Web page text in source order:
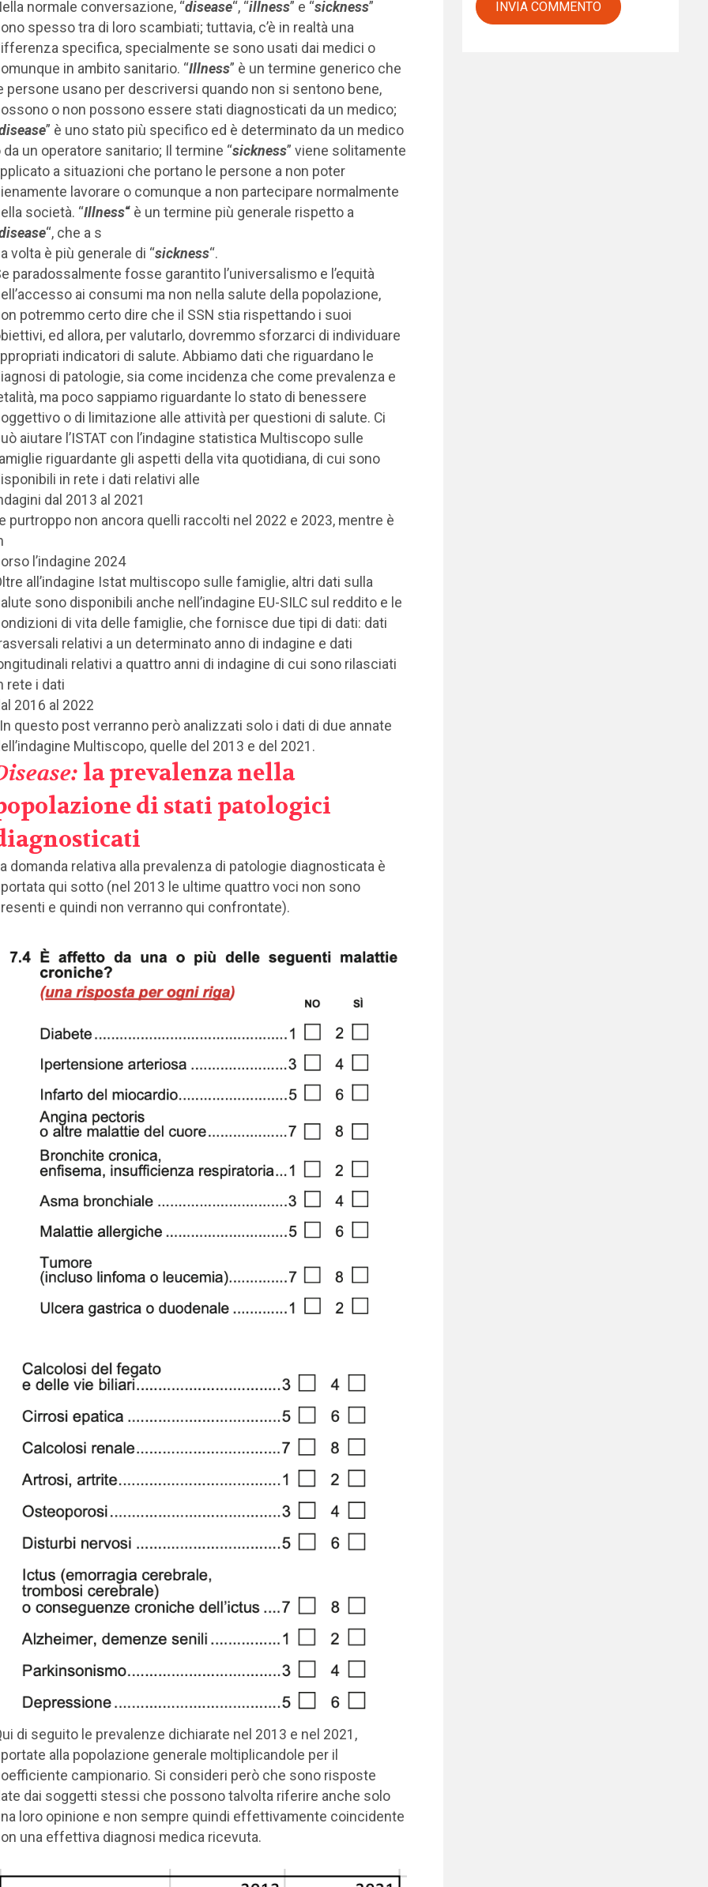
normale conversazione, “disease“, “illness” e “sickness”
spesso tra di loro scambiati; tuttavia, c’è in realtà una
specifica, specialmente se sono usati dai medici o
in ambito sanitario. “Illness” è un termine generico che
persone usano per descriversi quando non si sentono bene,
o non possono essere stati diagnosticati da un medico;
” è uno stato più specifico ed è determinato da un medico
da un operatore sanitario; Il termine “sickness” viene solitamente
a situazioni che portano le persone a non poter
lavorare o comunque a non partecipare normalmente
società. “Illness“è un termine più generale rispetto a
“, che a s
volta è più generale di “sickness“.
paradossalmente fosse garantito l’universalismo e l’equità
ai consumi ma non nella salute della popolazione,
potremmo certo dire che il SSN stia rispettando i suoi
ed allora, per valutarlo, dovremmo sforzarci di individuare
indicatori di salute. Abbiamo dati che riguardano le
di patologie, sia come incidenza che come prevalenza e
ma poco sappiamo riguardante lo stato di benessere
o di limitazione alle attività per questioni di salute. Ci
aiutare l’ISTAT con l’indagine statistica Multiscopo sulle
riguardante gli aspetti della vita quotidiana, di cui sono
in rete i dati relativi alle
dal 2013 al 2021
purtroppo non ancora quelli raccolti nel 2022 e 2023, mentre è
l’indagine 2024
all’indagine Istat multiscopo sulle famiglie, altri dati sulla
sono disponibili anche nell’indagine EU-SILC sul reddito e le
di vita delle famiglie, che fornisce due tipi di dati: dati
relativi a un determinato anno di indagine e dati
relativi a quattro anni di indagine di cui sono rilasciati
rete i dati
2016 al 2022
questo post verranno però analizzati solo i dati di due annate
Multiscopo, quelle del 2013 e del 2021.
la prevalenza nella
di stati patologici
domanda relativa alla prevalenza di patologie diagnosticata è
qui sotto (nel 2013 le ultime quattro voci non sono
e quindi non verranno qui confrontate).
di seguito le prevalenze dichiarate nel 2013 e nel 2021,
alla popolazione generale moltiplicandole per il
campionario. Si consideri però che sono risposte
dai soggetti stessi che possono talvolta riferire anche solo
loro opinione e non sempre quindi effettivamente coincidente
una effettiva diagnosi medica ricevuta.